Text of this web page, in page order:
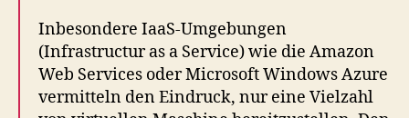
Inbesondere IaaS-Umgebungen
(Infrastructur as a Service) wie die Amazon
Web Services oder Microsoft Windows Azure
vermitteln den Eindruck, nur eine Vielzahl